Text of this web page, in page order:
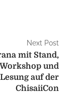
Next Post
mit Stand,
Workshop und
Lesung auf der
ChisaiiCon